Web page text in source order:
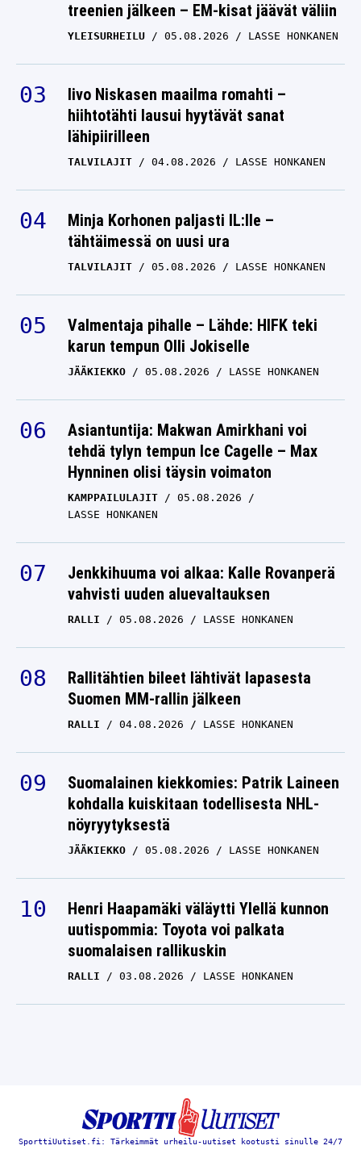
treenien jälkeen – EM-kisat jäävät väliin
YLEISURHEILU 05.08.2026 LASSE HONKANEN
Iivo Niskasen maailma romahti –
hiihtotähti lausui hyytävät sanat
lähipiirilleen
TALVILAJIT 04.08.2026 LASSE HONKANEN
Minja Korhonen paljasti IL:lle –
tähtäimessä on uusi ura
TALVILAJIT 05.08.2026 LASSE HONKANEN
Valmentaja pihalle – Lähde: HIFK teki
karun tempun Olli Jokiselle
JÄÄKIEKKO 05.08.2026 LASSE HONKANEN
Asiantuntija: Makwan Amirkhani voi
tehdä tylyn tempun Ice Cagelle – Max
Hynninen olisi täysin voimaton
KAMPPAILULAJIT
05.08.2026
LASSE HONKANEN
Jenkkihuuma voi alkaa: Kalle Rovanperä
vahvisti uuden aluevaltauksen
RALLI 05.08.2026 LASSE HONKANEN
Rallitähtien bileet lähtivät lapasesta
Suomen MM-rallin jälkeen
RALLI 04.08.2026 LASSE HONKANEN
Suomalainen kiekkomies: Patrik Laineen
kohdalla kuiskitaan todellisesta NHL-
nöyryytyksestä
JÄÄKIEKKO 05.08.2026 LASSE HONKANEN
Henri Haapamäki väläytti Ylellä kunnon
uutispommia: Toyota voi palkata
suomalaisen rallikuskin
RALLI 03.08.2026 LASSE HONKANEN
SporttiUutiset.fi: Tärkeimmät urheilu-uutiset kootusti sinulle 24/7